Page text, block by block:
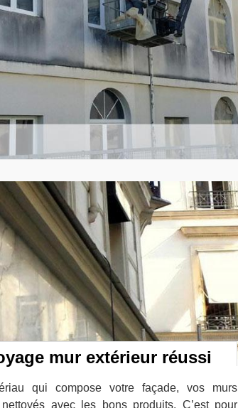
mur extérieur réussi
qui compose votre façade, vos murs
avec les bons produits. C’est pour